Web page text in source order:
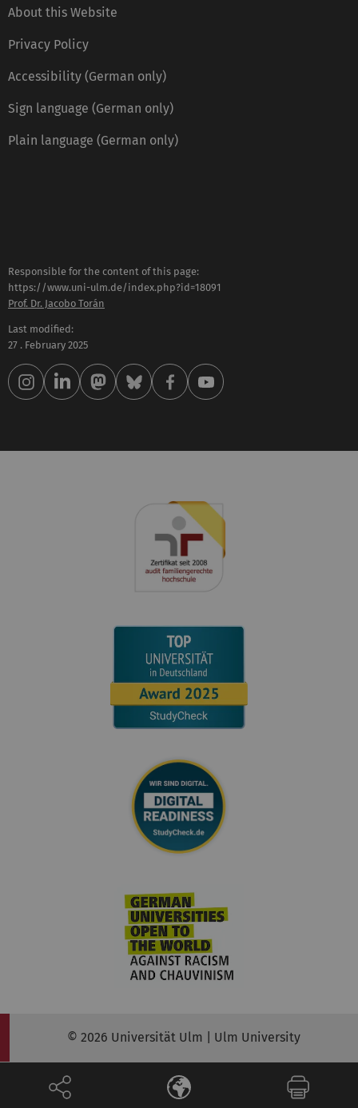
About this Website
Privacy Policy
Accessibility (German only)
Sign language (German only)
Plain language (German only)
Responsible for the content of this page:
https://www.uni-ulm.de/index.php?id=18091
Prof. Dr. Jacobo Torán
Last modified:
27 . February 2025
© 2026 Universität Ulm | Ulm University